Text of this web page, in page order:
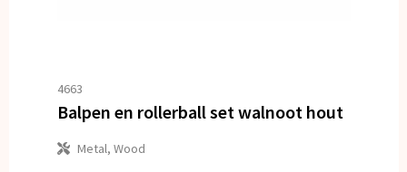
4663
Balpen en rollerball set walnoot hout
Metal, Wood